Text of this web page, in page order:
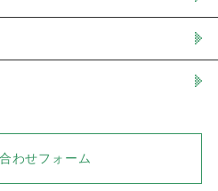
わせフォーム